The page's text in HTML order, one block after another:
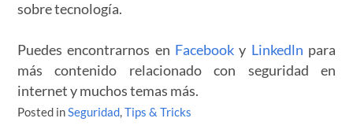
sobre tecnología.
Puedes encontrarnos en Facebook y Linkedln para
más contenido relacionado con seguridad en
internet y muchos temas más.
Posted inSeguridad,Tips & Tricks